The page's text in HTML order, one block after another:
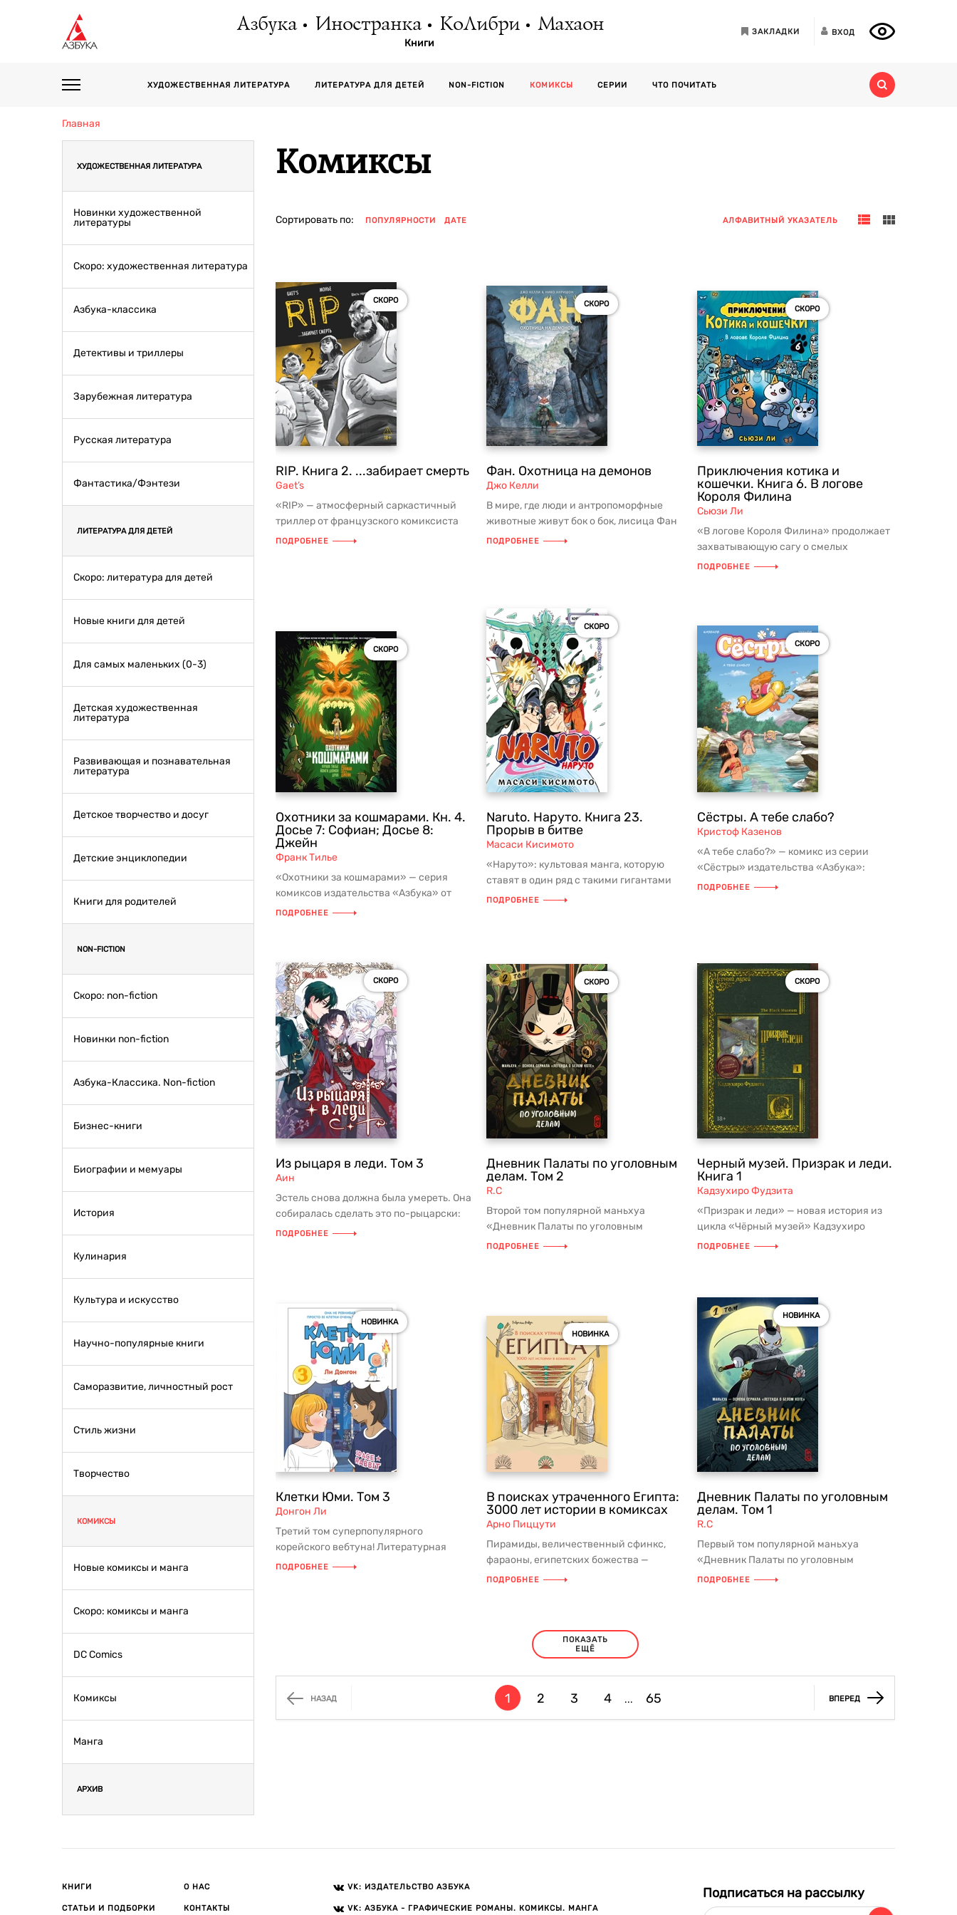
Азбука Иностранка КоЛибри Махаон
Книги
ЗАКЛАДКИ ВХОД
ХУДОЖЕСТВЕННАЯ ЛИТЕРАТУРА ЛИТЕРАТУРА ДЛЯ ДЕТЕЙ NON-FICTION КОМИКСЫ СЕРИИ ЧТО ПОЧИТАТЬ
Главная
ХУДОЖЕСТВЕННАЯ ЛИТЕРАТУРА
Новинки художественной
литературы
Скоро: художественная литература
Азбука-классика
Детективы и триллеры
Зарубежная литература
Русская литература
Фантастика/Фэнтези
ЛИТЕРАТУРА ДЛЯ ДЕТЕЙ
Скоро: литература для детей
Новые книги для детей
Для самых маленьких (0-3)
Детская художественная
литература
Развивающая и познавательная
литература
Детское творчество и досуг
Детские энциклопедии
Книги для родителей
NON-FICTION
Скоро: non-fiction
Новинки non-fiction
Азбука-Классика. Non-fiction
Бизнес-книги
Биографии и мемуары
История
Кулинария
Культура и искусство
Научно-популярные книги
Саморазвитие, личностный рост
Стиль жизни
Творчество
КОМИКСЫ
Новые комиксы и манга
Скоро: комиксы и манга
DC Comics
Комиксы
Манга
АРХИВ
Комиксы
Сортировать по: ПОПУЛЯРНОСТИ ДАТЕ АЛФАВИТНЫЙ УКАЗАТЕЛЬ
СКОРО
RIP. Книга 2. ...забирает смерть
Gaet’s
«RIP» — атмосферный саркастичный
триллер от французского комиксиста
Gaet’s: самая известная работа а...
ПОДРОБНЕЕ
СКОРО
Фан. Охотница на демонов
Джо Келли
В мире, где люди и антропоморфные
животные живут бок о бок, лисица Фан
посвятила себя охоте на демон...
ПОДРОБНЕЕ
СКОРО
Приключения котика и
кошечки. Книга 6. В логове
Короля Филина
Сьюзи Ли
«В логове Короля Филина» продолжает
захватывающую сагу о смелых
пушистых героях и их друзьях. Это уж...
ПОДРОБНЕЕ
СКОРО
Охотники за кошмарами. Кн. 4.
Досье 7: Софиан; Досье 8:
Джейн
Франк Тилье
«Охотники за кошмарами» — серия
комиксов издательства «Азбука» от
Франка Тилье, признанного мастера ...
ПОДРОБНЕЕ
СКОРО
Naruto. Наруто. Книга 23.
Прорыв в битве
Масаси Кисимото
«Наруто»: культовая манга, которую
ставят в один ряд с такими гигантами
жанра, как «One Piece. Больш...
ПОДРОБНЕЕ
СКОРО
Сёстры. А тебе слабо?
Кристоф Казенов
«А тебе слабо?» — комикс из серии
«Сёстры» издательства «Азбука»:
история о сёстрах Венди и Марин, и...
ПОДРОБНЕЕ
СКОРО
Из рыцаря в леди. Том 3
Аин
Эстель снова должна была умереть. Она
собиралась сделать это по-рыцарски:
раскрыть правду о себе и у...
ПОДРОБНЕЕ
СКОРО
Дневник Палаты по уголовным
делам. Том 2
R.C
Второй том популярной маньхуа
«Дневник Палаты по уголовным
делам»! Более 3 миллиардов прочтений
ПОДРОБНЕЕ
СКОРО
Черный музей. Призрак и леди.
Книга 1
Кадзухиро Фудзита
«Призрак и леди» — новая история из
цикла «Чёрный музей» Кадзухиро
Фудзиты, наиболее известного свои...
ПОДРОБНЕЕ
НОВИНКА
Клетки Юми. Том 3
Донгон Ли
Третий том суперпопулярного
корейского вебтуна! Литературная
основа дорамы-экранизации,
ПОДРОБНЕЕ
НОВИНКА
В поисках утраченного Египта:
3000 лет истории в комиксах
Арно Пиццути
Пирамиды, величественный сфинкс,
фараоны, египетских божества —
многие из нас с детства грезят Древн...
ПОДРОБНЕЕ
НОВИНКА
Дневник Палаты по уголовным
делам. Том 1
R.C
Первый том популярной маньхуа
«Дневник Палаты по уголовным
делам»! Более 3 миллиардов прочтений
ПОДРОБНЕЕ
ПОКАЗАТЬ
ЕЩЁ
НАЗАД 1 2 3 4 ... 65 ВПЕРЕД
КНИГИ
СТАТЬИ И ПОДБОРКИ
О НАС
КОНТАКТЫ
VK: ИЗДАТЕЛЬСТВО АЗБУКА
VK: АЗБУКА - ГРАФИЧЕСКИЕ РОМАНЫ. КОМИКСЫ. МАНГА
Подписаться на рассылку